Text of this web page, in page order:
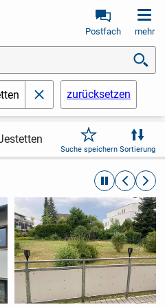
Postfach mehr
schließenzurücksetzen
Suche speichern Sortierung
automatische